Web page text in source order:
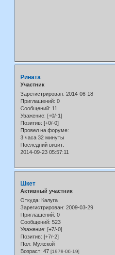
Рината
Участник
Зарегистрирован: 2014-06-18
Приглашений: 0
Сообщений: 11
Уважение: [+0/-1]
Позитив: [+0/-0]
Провел на форуме:
3 часа 32 минуты
Последний визит:
2014-09-23 05:57:11
Шкет
Активный участник
Откуда: Калуга
Зарегистрирован: 2009-03-29
Приглашений: 0
Сообщений: 523
Уважение: [+7/-0]
Позитив: [+7/-2]
Пол: Мужской
Возраст: 47 [1979-06-19]